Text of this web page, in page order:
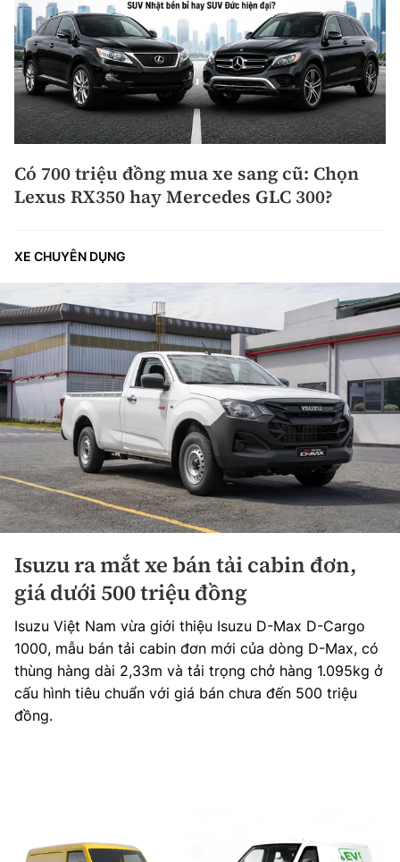
Có 700 triệu đồng mua xe sang cũ: Chọn
Lexus RX350 hay Mercedes GLC 300?
XE CHUYÊN DỤNG
Isuzu ra mắt xe bán tải cabin đơn,
giá dưới 500 triệu đồng
Isuzu Việt Nam vừa giới thiệu Isuzu D-Max D-Cargo
1000, mẫu bán tải cabin đơn mới của dòng D-Max, có
thùng hàng dài 2,33m và tải trọng chở hàng 1.095kg ở
cấu hình tiêu chuẩn với giá bán chưa đến 500 triệu
đồng.